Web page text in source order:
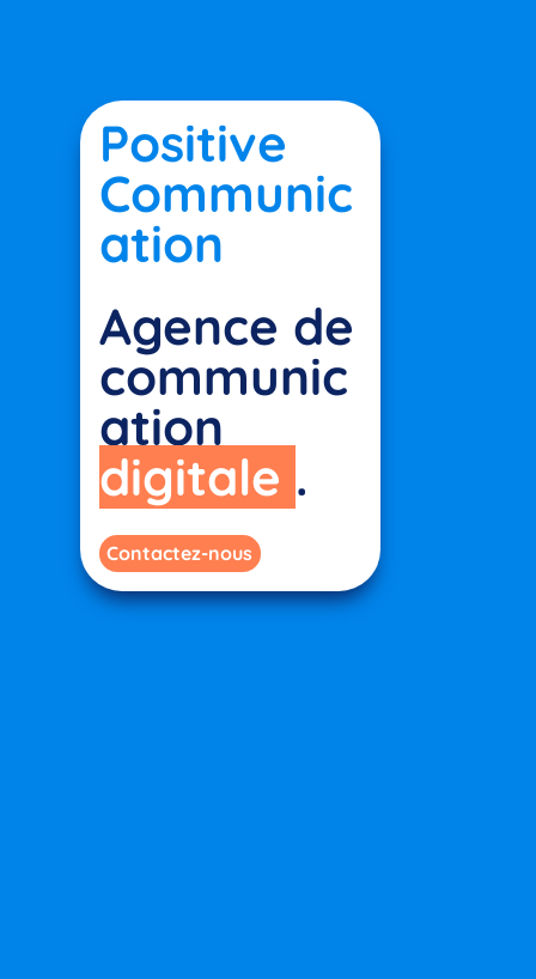
Positive
Communic
ation
Agence de
communic
ation
digitale .
Contactez-nous